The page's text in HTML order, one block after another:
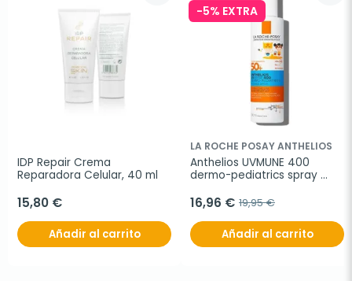
IDP Repair Crema
Reparadora Celular, 40 ml
15,80 €
Añadir al carrito
-5% EXTRA
LA ROCHE POSAY ANTHELIOS
Anthelios UVMUNE 400
dermo-pediatrics spray
16,96 € 19,95 €
Añadir al carrito